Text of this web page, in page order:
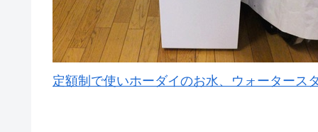
定額制で使いホーダイのお水、ウォータース